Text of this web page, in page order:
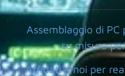
Assemblaggio di
su misura
Affidati a noi per